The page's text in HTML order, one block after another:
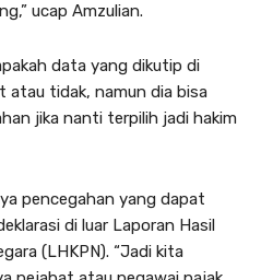
ucap Amzulian.
data yang dikutip di
atau tidak, namun dia bisa
jika nanti terpilih jadi hakim
pencegahan yang dapat
di luar Laporan Hasil
(LHKPN). “Jadi kita